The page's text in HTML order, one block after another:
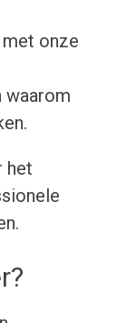
onze
waarom
het